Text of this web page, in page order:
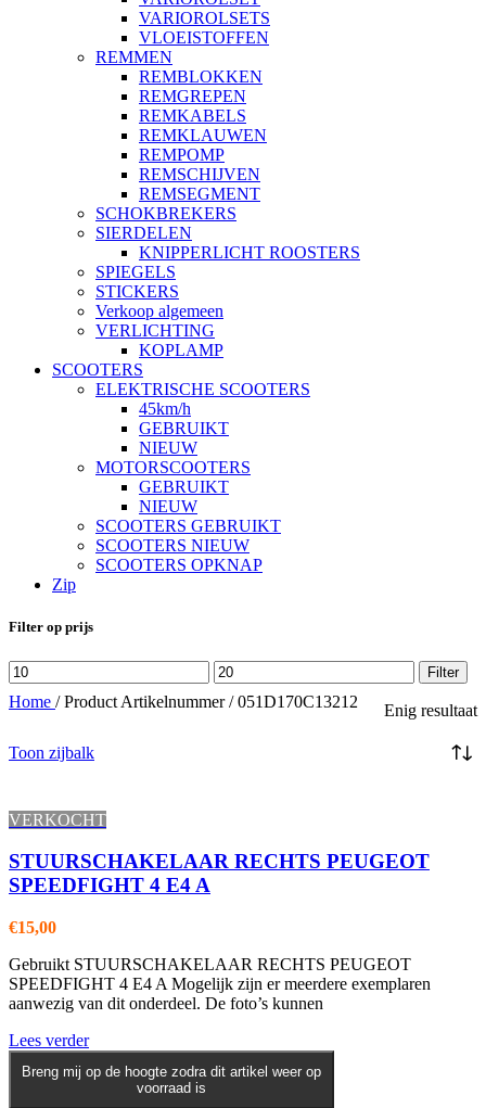
VARIOROLSETS
VLOEISTOFFEN
REMMEN
REMBLOKKEN
REMGREPEN
REMKABELS
REMKLAUWEN
REMPOMP
REMSCHIJVEN
REMSEGMENT
SCHOKBREKERS
SIERDELEN
KNIPPERLICHT ROOSTERS
SPIEGELS
STICKERS
Verkoop algemeen
VERLICHTING
KOPLAMP
SCOOTERS
ELEKTRISCHE SCOOTERS
45km/h
GEBRUIKT
NIEUW
MOTORSCOOTERS
GEBRUIKT
NIEUW
SCOOTERS GEBRUIKT
SCOOTERS NIEUW
SCOOTERS OPKNAP
Zip
Filter op prijs
Min.
prijs
Max.
prijs
Filter
Home / Product Artikelnummer/ 051D170C13212 Enig resultaat
Toon zijbalk
VERKOCHT
STUURSCHAKELAAR RECHTS PEUGEOT
SPEEDFIGHT 4 E4 A
€15,00
Gebruikt STUURSCHAKELAAR RECHTS PEUGEOT
SPEEDFIGHT 4 E4 A Mogelijk zijn er meerdere exemplaren
aanwezig van dit onderdeel. De foto’s kunnen
Lees verder
Breng mij op de hoogte zodra dit artikel weer op
voorraad is